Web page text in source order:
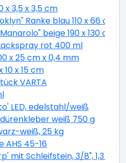
x 3,5 x 3,5 cm
Ranke blau 110 x 66 cm
beige 190 x 130 cm
rot 400 ml
x 25 cm x 0,4 mm
10 x 15 cm
VARTA
LED, edelstahl/weiß
weiß 750 g
weiß, 25 kg
AHS 45-16
mit Schleifstein, 3/8", 1,3